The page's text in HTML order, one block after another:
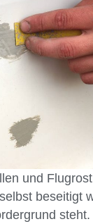
und
beseitigt